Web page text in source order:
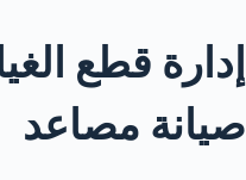
إدارة قطع
صيانة مصاعد